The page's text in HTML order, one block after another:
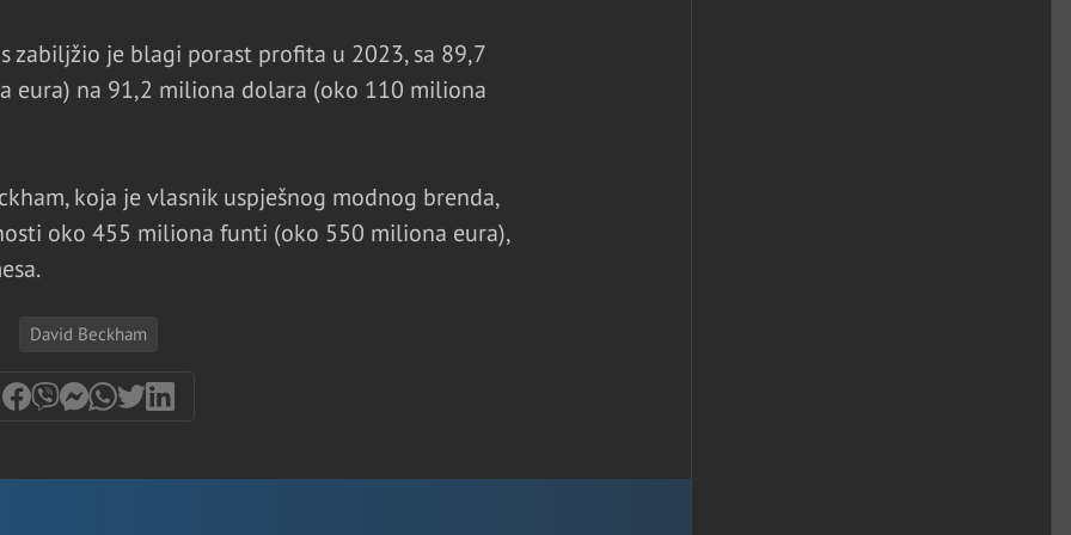
zabiljžio je blagi porast profita u 2023, sa 89,7
eura) na 91,2 miliona dolara (oko 110 miliona
koja je vlasnik uspješnog modnog brenda,
oko 455 miliona funti (oko 550 miliona eura),
David Beckham